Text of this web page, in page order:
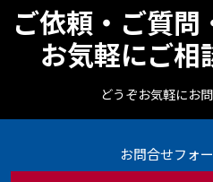
ご依頼・ご質
お気軽にご相
どうぞお気軽にお
お問合せフォ